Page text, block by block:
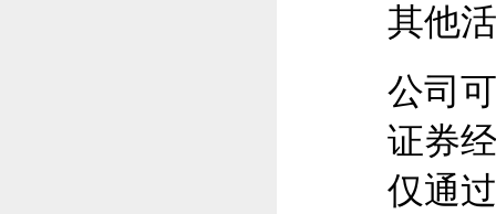
其他
公司
证券
仅通